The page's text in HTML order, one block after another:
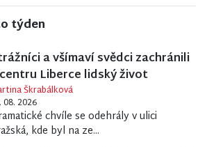
týden
a všímaví svědci zachránili
Liberce lidský život
Škrabálková
08. 2026
chvíle se odehrály v ulici
kde byl na ze...